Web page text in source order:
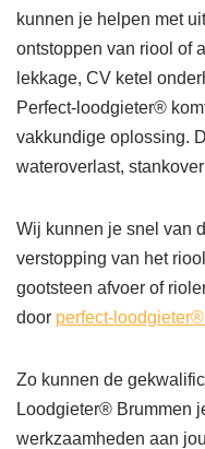
kunnen je helpen met
ontstoppen van riool of
lekkage, CV ketel
Perfect-loodgieter®
vakkundige oplossing.
wateroverlast,
Wij kunnen je snel van
verstopping van het
gootsteen afvoer of
door perfect-
Zo kunnen de
Loodgieter® Brummen
werkzaamheden aan